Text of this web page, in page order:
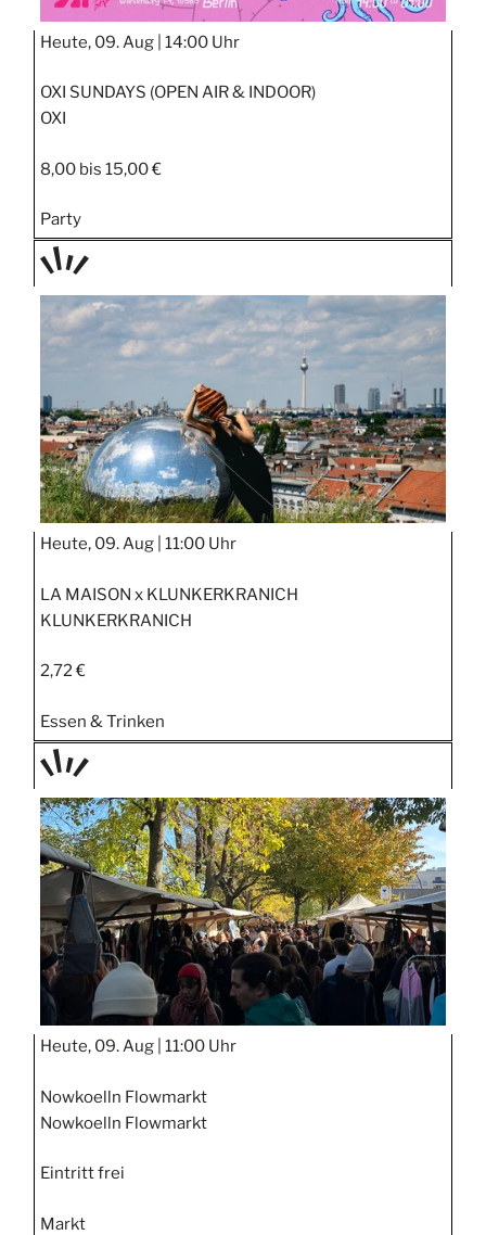
Heute, 09. Aug | 14:00 Uhr
OXI SUNDAYS (OPEN AIR & INDOOR)
OXI
8,00 bis 15,00 €
Party
TAGE
STIPP
Heute, 09. Aug | 11:00 Uhr
LA MAISON x KLUNKERKRANICH
KLUNKERKRANICH
2,72 €
Essen & Trinken
TAGE
STIPP
Heute, 09. Aug | 11:00 Uhr
Nowkoelln Flowmarkt
Nowkoelln Flowmarkt
Eintritt frei
Markt